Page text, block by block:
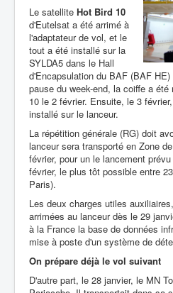
Le satellite Hot Bird 10
d'Eutelsat a été arrimé à
l'adaptateur de vol, et le
tout a été installé sur la
SYLDA5 dans le Hall
d'Encapsulation du BAF (BAF
pause du week-end, la coiffe a
10 le 2 février. Ensuite, le 3
installé sur le lanceur.
La répétition générale (RG) doit
lanceur sera transporté en Zone
février, pour un le lancement
février, le plus tôt possible entre
Paris).
Les deux charges utiles auxiliaires,
arrimées au lanceur dès le 29
à la France la base de données
mise à poste d'un système de
On prépare déjà le vol suivant
D'autre part, le 28 janvier, le MN